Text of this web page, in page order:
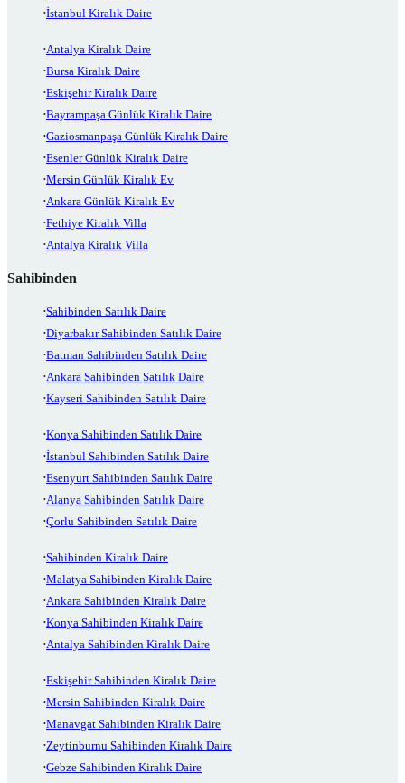
İstanbul Kiralık Daire
Antalya Kiralık Daire
Bursa Kiralık Daire
Eskişehir Kiralık Daire
Bayrampaşa Günlük Kiralık Daire
Gaziosmanpaşa Günlük Kiralık Daire
Esenler Günlük Kiralık Daire
Mersin Günlük Kiralık Ev
Ankara Günlük Kiralık Ev
Fethiye Kiralık Villa
Antalya Kiralık Villa
Sahibinden
Sahibinden Satılık Daire
Diyarbakır Sahibinden Satılık Daire
Batman Sahibinden Satılık Daire
Ankara Sahibinden Satılık Daire
Kayseri Sahibinden Satılık Daire
Konya Sahibinden Satılık Daire
İstanbul Sahibinden Satılık Daire
Esenyurt Sahibinden Satılık Daire
Alanya Sahibinden Satılık Daire
Çorlu Sahibinden Satılık Daire
Sahibinden Kiralık Daire
Malatya Sahibinden Kiralık Daire
Ankara Sahibinden Kiralık Daire
Konya Sahibinden Kiralık Daire
Antalya Sahibinden Kiralık Daire
Eskişehir Sahibinden Kiralık Daire
Mersin Sahibinden Kiralık Daire
Manavgat Sahibinden Kiralık Daire
Zeytinburnu Sahibinden Kiralık Daire
Gebze Sahibinden Kiralık Daire